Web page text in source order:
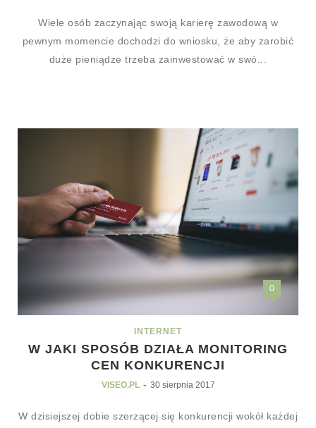
Wiele osób zaczynając swoją karierę zawodową w
pewnym momencie dochodzi do wniosku, że aby zarobić
duże pieniądze trzeba zainwestować w swó...
0
INTERNET
W JAKI SPOSÓB DZIAŁA MONITORING
CEN KONKURENCJI
VISEO.PL - 30 sierpnia 2017
W dzisiejszej dobie szerzącej się konkurencji wokół każdej